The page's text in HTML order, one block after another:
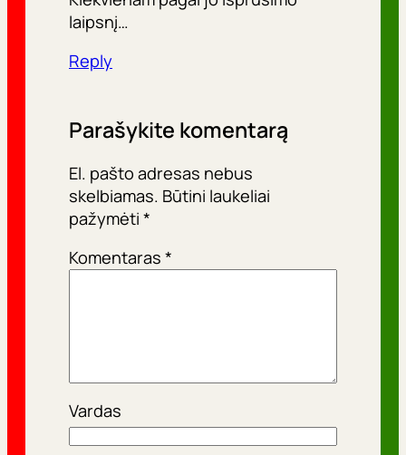
laipsnį…
Reply
Parašykite komentarą
El. pašto adresas nebus
skelbiamas. Būtini laukeliai
pažymėti *
Komentaras *
Vardas